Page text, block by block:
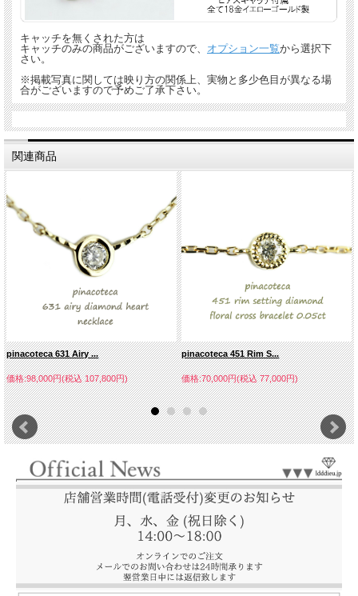
キャッチを無くされた方は
キャッチのみの商品がございますので、 オプション一覧から選択下
さい。
※掲載写真に関しては映り方の関係上、実物と多少色目が異なる場
合がございますので予めご了承下さい。
関連商品
pinacoteca 631 Airy ...
価格:98,000円(税込 107,800円)
pinacoteca 451 Rim S...
価格:70,000円(税込 77,000円)